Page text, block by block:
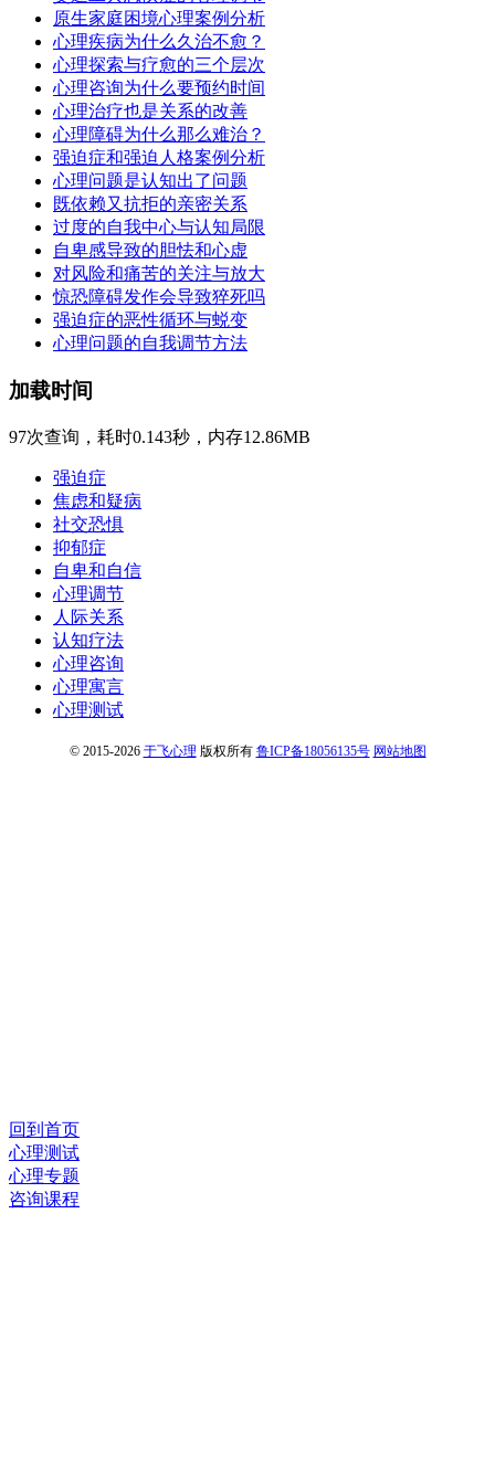
原生家庭困境心理案例分析
心理疾病为什么久治不愈？
心理探索与疗愈的三个层次
心理咨询为什么要预约时间
心理治疗也是关系的改善
心理障碍为什么那么难治？
强迫症和强迫人格案例分析
心理问题是认知出了问题
既依赖又抗拒的亲密关系
过度的自我中心与认知局限
自卑感导致的胆怯和心虚
对风险和痛苦的关注与放大
惊恐障碍发作会导致猝死吗
强迫症的恶性循环与蜕变
心理问题的自我调节方法
加载时间
97次查询，耗时0.143秒，内存12.86MB
强迫症
焦虑和疑病
社交恐惧
抑郁症
自卑和自信
心理调节
人际关系
认知疗法
心理咨询
心理寓言
心理测试
© 2015-2026 于飞心理 版权所有 鲁ICP备18056135号 网站地图
回到首页
心理测试
心理专题
咨询课程